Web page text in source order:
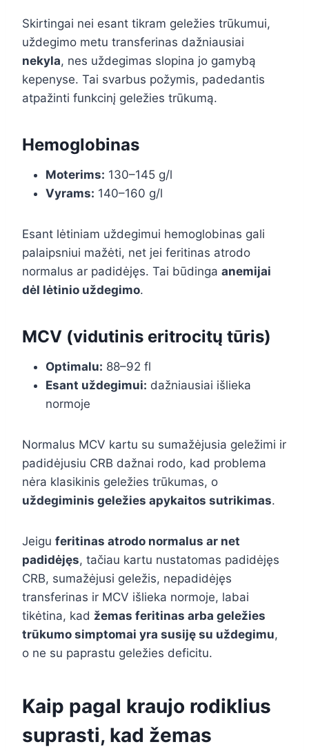
Skirtingai nei esant tikram geležies trūkumui,
uždegimo metu transferinas dažniausiai
nekyla, nes uždegimas slopina jo gamybą
kepenyse. Tai svarbus požymis, padedantis
atpažinti funkcinį geležies trūkumą.
Hemoglobinas
Moterims: 130–145 g/l
Vyrams: 140–160 g/l
Esant lėtiniam uždegimui hemoglobinas gali
palaipsniui mažėti, net jei feritinas atrodo
normalus ar padidėjęs. Tai būdinga anemijai
dėl lėtinio uždegimo.
MCV (vidutinis eritrocitų tūris)
Optimalu: 88–92 fl
Esant uždegimui: dažniausiai išlieka
normoje
Normalus MCV kartu su sumažėjusia geležimi ir
padidėjusiu CRB dažnai rodo, kad problema
nėra klasikinis geležies trūkumas, o
uždegiminis geležies apykaitos sutrikimas.
Jeigu feritinas atrodo normalus ar net
padidėjęs, tačiau kartu nustatomas padidėjęs
CRB, sumažėjusi geležis, nepadidėjęs
transferinas ir MCV išlieka normoje, labai
tikėtina, kad žemas feritinas arba geležies
trūkumo simptomai yra susiję su uždegimu,
o ne su paprastu geležies deficitu.
Kaip pagal kraujo rodiklius
suprasti, kad žemas